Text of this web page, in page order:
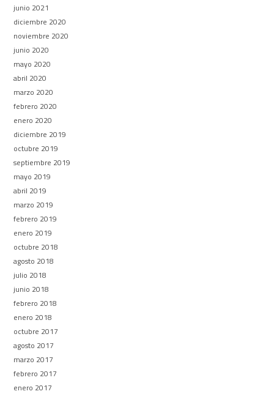
junio 2021
diciembre 2020
noviembre 2020
junio 2020
mayo 2020
abril 2020
marzo 2020
febrero 2020
enero 2020
diciembre 2019
octubre 2019
septiembre 2019
mayo 2019
abril 2019
marzo 2019
febrero 2019
enero 2019
octubre 2018
agosto 2018
julio 2018
junio 2018
febrero 2018
enero 2018
octubre 2017
agosto 2017
marzo 2017
febrero 2017
enero 2017